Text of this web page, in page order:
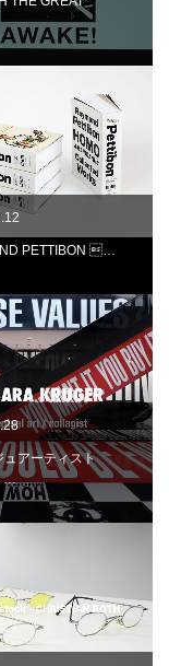
PETTIBON …
ュアーティスト
…